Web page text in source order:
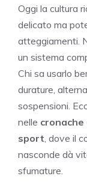
Oggi la cultura
delicato ma
atteggiamenti.
un sistema
Chi sa usarlo
durature,
sospensioni.
nelle cronache
sport , dove il
nasconde dà
sfumature.